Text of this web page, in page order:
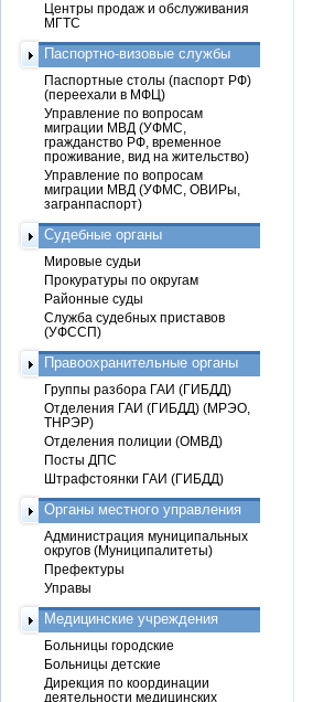
Центры продаж и обслуживания
МГТС
Паспортно-визовые службы
Паспортные столы (паспорт РФ)
(переехали в МФЦ)
Управление по вопросам
миграции МВД (УФМС,
гражданство РФ, временное
проживание, вид на жительство)
Управление по вопросам
миграции МВД (УФМС, ОВИРы,
загранпаспорт)
Судебные органы
Мировые судьи
Прокуратуры по округам
Районные суды
Служба судебных приставов
(УФССП)
Правоохранительные органы
Группы разбора ГАИ (ГИБДД)
Отделения ГАИ (ГИБДД) (МРЭО,
ТНРЭР)
Отделения полиции (ОМВД)
Посты ДПС
Штрафстоянки ГАИ (ГИБДД)
Органы местного управления
Администрация муниципальных
округов (Муниципалитеты)
Префектуры
Управы
Медицинские учреждения
Больницы городские
Больницы детские
Дирекция по координации
деятельности медицинских